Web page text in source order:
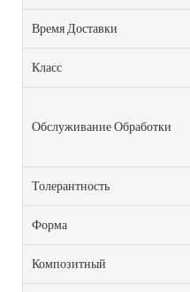
Время Доставки
Класс
Обслуживание Обработки
Толерантность
Форма
Композитный